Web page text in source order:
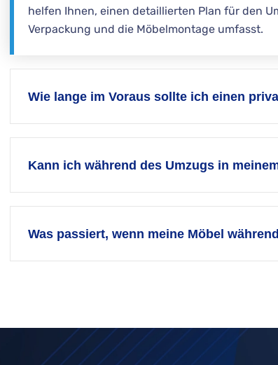
helfen Ihnen, einen detaillierten Plan für den
Verpackung und die Möbelmontage umfasst.
Wie lange im Voraus sollte ich einen
Kann ich während des Umzugs in
Was passiert, wenn meine Möbel